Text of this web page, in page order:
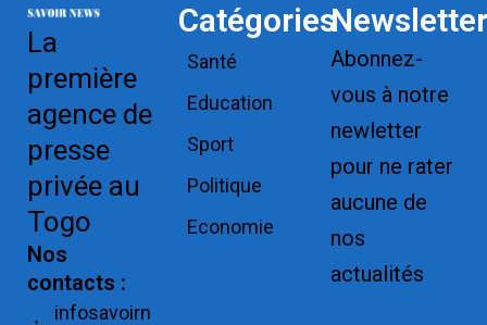
La
première
agence de
presse
privée au
Togo
Nos
contacts :
infosavoirn
Catégories
Santé
Education
Sport
Politique
Economie
Newsletter
Abonnez-
vous à notre
newletter
pour ne rater
aucune de
nos
actualités